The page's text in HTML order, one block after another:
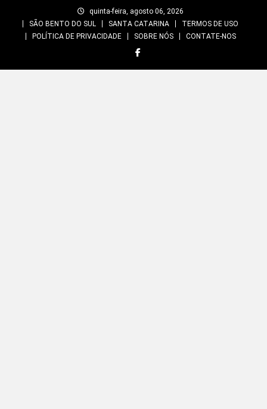
quinta-feira, agosto 06, 2026
SÃO BENTO DO SUL
SANTA CATARINA
TERMOS DE USO
POLÍTICA DE PRIVACIDADE
SOBRE NÓS CONTATE-NOS